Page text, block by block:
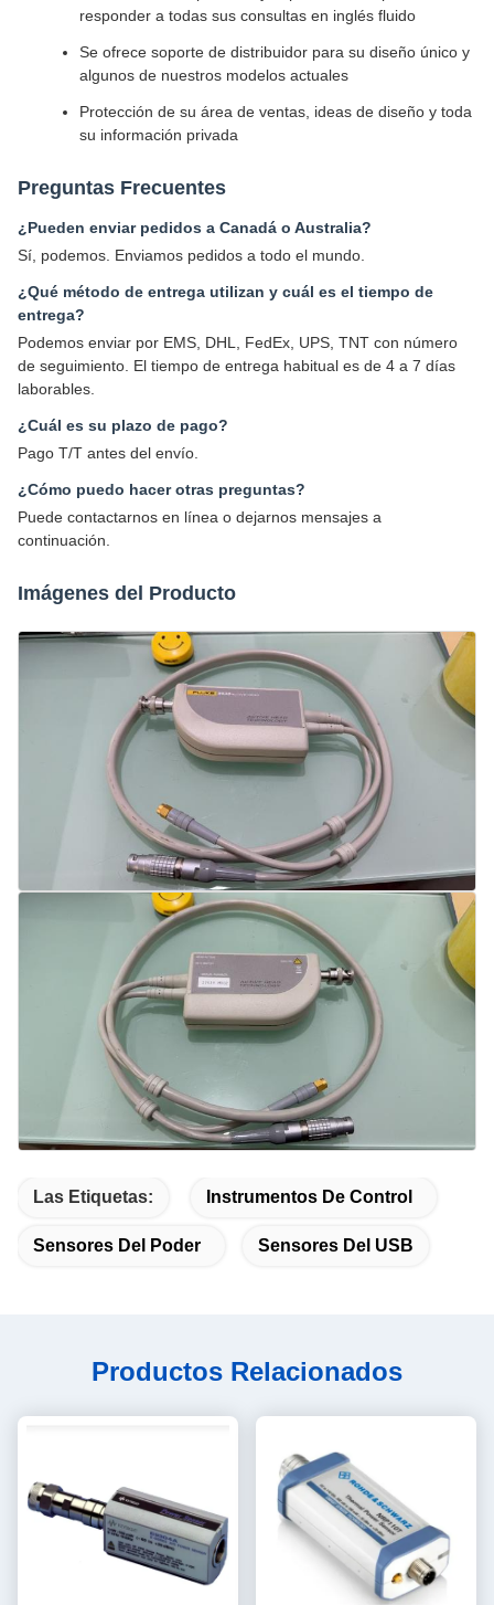
responder a todas sus consultas en inglés fluido
Se ofrece soporte de distribuidor para su diseño único y
algunos de nuestros modelos actuales
Protección de su área de ventas, ideas de diseño y toda
su información privada
Preguntas Frecuentes
¿Pueden enviar pedidos a Canadá o Australia?
Sí, podemos. Enviamos pedidos a todo el mundo.
¿Qué método de entrega utilizan y cuál es el tiempo de
entrega?
Podemos enviar por EMS, DHL, FedEx, UPS, TNT con número
de seguimiento. El tiempo de entrega habitual es de 4 a 7 días
laborables.
¿Cuál es su plazo de pago?
Pago T/T antes del envío.
¿Cómo puedo hacer otras preguntas?
Puede contactarnos en línea o dejarnos mensajes a
continuación.
Imágenes del Producto
Las Etiquetas: Instrumentos De Control
Sensores Del Poder Sensores Del USB
Productos Relacionados